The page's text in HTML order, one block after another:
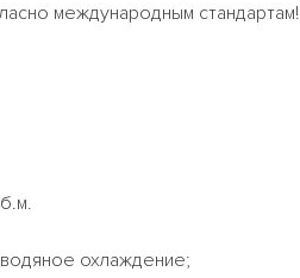
международным стандартам!
охлаждение;